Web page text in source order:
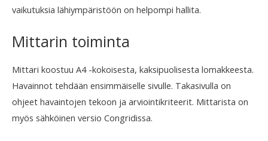
vaikutuksia lähiympäristöön on helpompi hallita.
Mittarin toiminta
Mittari koostuu A4 -kokoisesta, kaksipuolisesta lomakkeesta.
Havainnot tehdään ensimmäiselle sivulle. Takasivulla on
ohjeet havaintojen tekoon ja arviointikriteerit. Mittarista on
myös sähköinen versio Congridissa.